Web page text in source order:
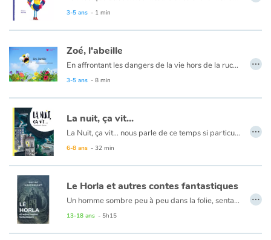
3-5 ans - 1 min
Zoé, l'abeille
En affrontant les dangers de la vie hors de la ruche et en surmontant sa crainte de la nuit, Zoé la petite abeille va enfin voler de ses propres ailes.
3-5 ans - 8 min
…
La nuit, ça vit...
La Nuit, ça vit… nous parle de ce temps si particulier entre le crépuscule et l’aube. Que se passe-t-il dans notre corps et dans notre esprit lorsque nous dormons ? Et autour de nous ? Quels sont les effets de la nuit et de l’obscurité sur la nature ? Une manière de parler d’écologie, de la pollution lumineuse et des moyens que trouvent les animaux pour s'adapter. Enfin, impossible de penser à la nuit sans s’intéresser au ciel et à ses curiosités : aurores boréales, allongement des nuits, ou encore la mystérieuse nuit...
6-8 ans - 32 min
…
Le Horla et autres contes fantastiques
Un homme sombre peu à peu dans la folie, sentant en permanence à ses côtés une présence invisible. Un vieillard raconte, la voix tremblante, la rencontre qu'il fit cinquante ans auparavant dans un château sinistre. Une nuit de tempête, la tête barbue d'un revenant vient tourmenter son meurtrier.
13-18 ans - 5h15
…